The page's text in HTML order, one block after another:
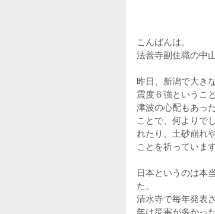
こんばんは。
法善寺副住職の中
昨日、新潟で大き
震度６強というこ
津波の心配もあっ
ことで、何よりで
れたり、土砂崩れ
ことを祈っています
日本というのは本
た。
清水寺で毎年発表
年は災害が多かっ